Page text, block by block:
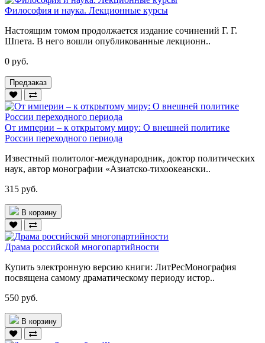
Философия и наука. Лекционные курсы
Настоящим томом продолжается издание сочинений Г. Г.
Шпета. В него вошли опубликованные лекционн..
0 руб.
Предзаказ
От империи – к открытому миру: О внешней политике
России переходного периода
Известный политолог-международник, доктор политических
наук, автор монографии «Азиатско-тихоокеански..
315 руб.
В корзину
Драма российской многопартийности
Купить электронную версию книги: ЛитРесМонография
посвящена самому драматическому периоду истор..
550 руб.
В корзину